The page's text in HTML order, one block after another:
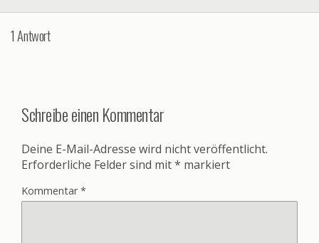
1 Antwort
Schreibe einen Kommentar
Deine E-Mail-Adresse wird nicht veröffentlicht.
Erforderliche Felder sind mit* markiert
Kommentar*